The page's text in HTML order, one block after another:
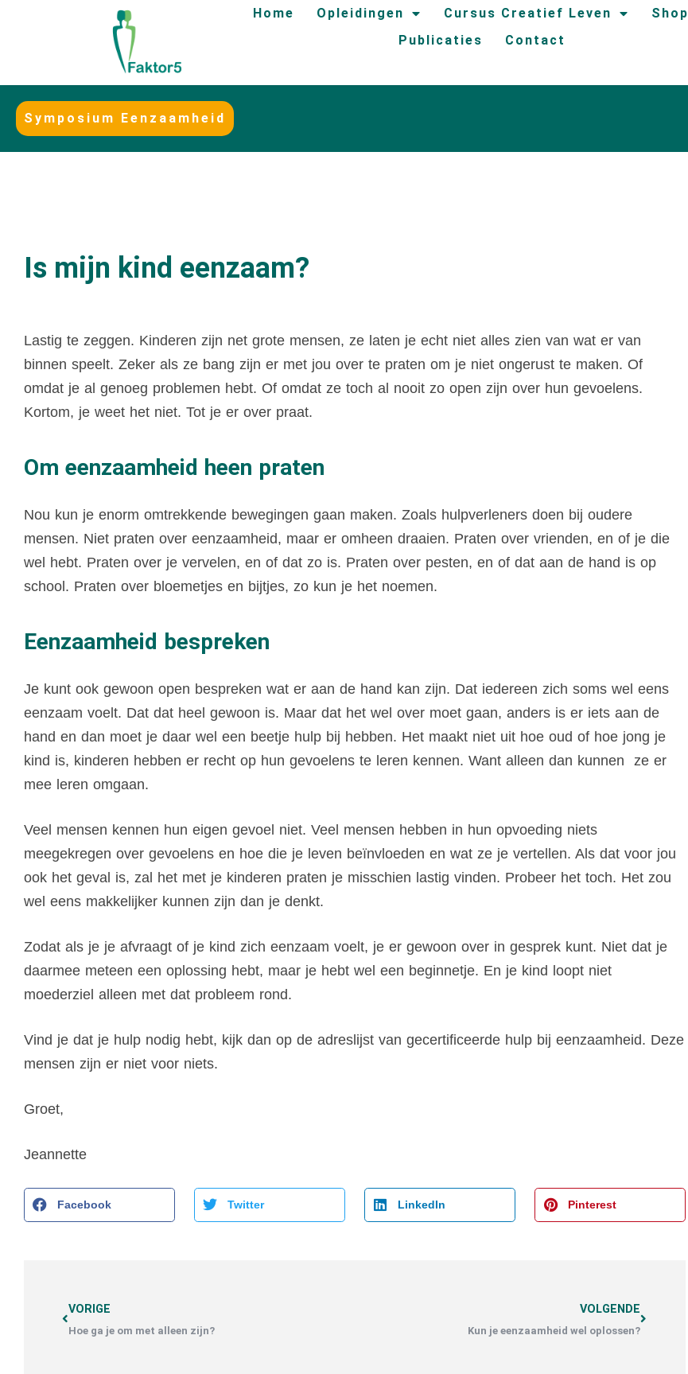
Home Opleidingen Cursus Creatief Leven
Shop
Publicaties
Contact
Symposium Eenzaamheid
Is mijn kind eenzaam?
Lastig te zeggen. Kinderen zijn net grote mensen, ze laten je echt niet alles zien van wat er van
binnen speelt. Zeker als ze bang zijn er met jou over te praten om je niet ongerust te maken. Of
omdat je al genoeg problemen hebt. Of omdat ze toch al nooit zo open zijn over hun gevoelens.
Kortom, je weet het niet. Tot je er over praat.
Om eenzaamheid heen praten
Nou kun je enorm omtrekkende bewegingen gaan maken. Zoals hulpverleners doen bij oudere
mensen. Niet praten over eenzaamheid, maar er omheen draaien. Praten over vrienden, en of je die
wel hebt. Praten over je vervelen, en of dat zo is. Praten over pesten, en of dat aan de hand is op
school. Praten over bloemetjes en bijtjes, zo kun je het noemen.
Eenzaamheid bespreken
Je kunt ook gewoon open bespreken wat er aan de hand kan zijn. Dat iedereen zich soms wel eens
eenzaam voelt. Dat dat heel gewoon is. Maar dat het wel over moet gaan, anders is er iets aan de
hand en dan moet je daar wel een beetje hulp bij hebben. Het maakt niet uit hoe oud of hoe jong je
kind is, kinderen hebben er recht op hun gevoelens te leren kennen. Want alleen dan kunnen ze er
mee leren omgaan.
Veel mensen kennen hun eigen gevoel niet. Veel mensen hebben in hun opvoeding niets
meegekregen over gevoelens en hoe die je leven beïnvloeden en wat ze je vertellen. Als dat voor jou
ook het geval is, zal het met je kinderen praten je misschien lastig vinden. Probeer het toch. Het zou
wel eens makkelijker kunnen zijn dan je denkt.
Zodat als je je afvraagt of je kind zich eenzaam voelt, je er gewoon over in gesprek kunt. Niet dat je
daarmee meteen een oplossing hebt, maar je hebt wel een beginnetje. En je kind loopt niet
moederziel alleen met dat probleem rond.
Vind je dat je hulp nodig hebt, kijk dan op de adreslijst van gecertificeerde hulp bij eenzaamheid. Deze
mensen zijn er niet voor niets.
Groet,
Jeannette
Facebook Twitter LinkedIn Pinterest
VORIGE
Hoe ga je om met alleen zijn?
VOLGENDE
Kun je eenzaamheid wel oplossen?